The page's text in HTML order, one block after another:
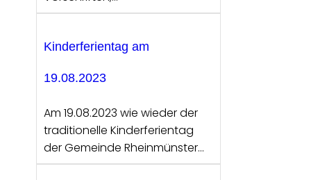
Kinderferientag am
19.08.2023
Am 19.08.2023 wie wieder der
traditionelle Kinderferientag
der Gemeinde Rheinmünster…